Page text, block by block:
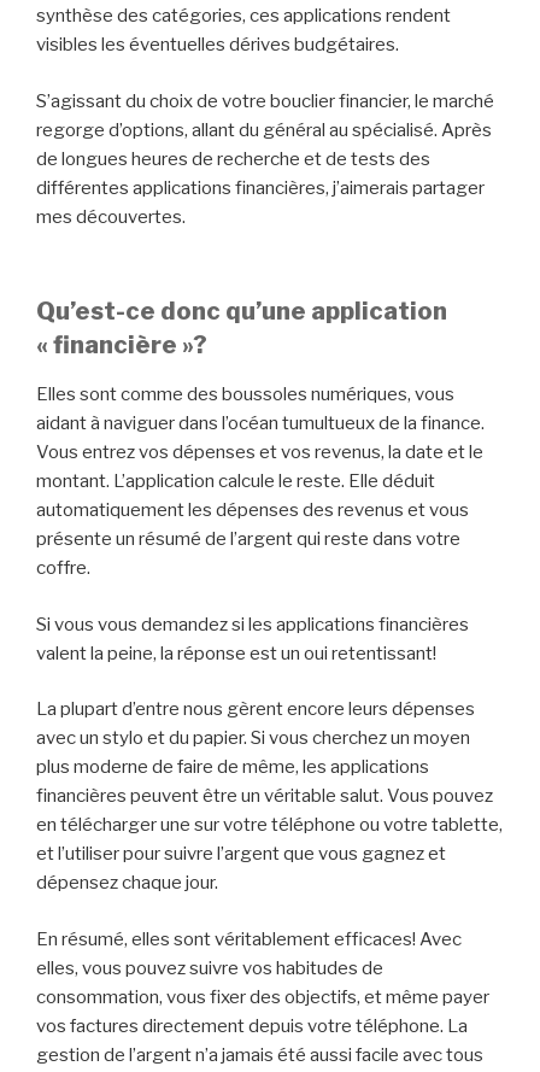
synthèse des catégories, ces applications rendent
visibles les éventuelles dérives budgétaires.
S’agissant du choix de votre bouclier financier, le marché
regorge d’options, allant du général au spécialisé. Après
de longues heures de recherche et de tests des
différentes applications financières, j’aimerais partager
mes découvertes.
Qu’est-ce donc qu’une application
« financière »?
Elles sont comme des boussoles numériques, vous
aidant à naviguer dans l’océan tumultueux de la finance.
Vous entrez vos dépenses et vos revenus, la date et le
montant. L’application calcule le reste. Elle déduit
automatiquement les dépenses des revenus et vous
présente un résumé de l’argent qui reste dans votre
coffre.
Si vous vous demandez si les applications financières
valent la peine, la réponse est un oui retentissant!
La plupart d’entre nous gèrent encore leurs dépenses
avec un stylo et du papier. Si vous cherchez un moyen
plus moderne de faire de même, les applications
financières peuvent être un véritable salut. Vous pouvez
en télécharger une sur votre téléphone ou votre tablette,
et l’utiliser pour suivre l’argent que vous gagnez et
dépensez chaque jour.
En résumé, elles sont véritablement efficaces! Avec
elles, vous pouvez suivre vos habitudes de
consommation, vous fixer des objectifs, et même payer
vos factures directement depuis votre téléphone. La
gestion de l’argent n’a jamais été aussi facile avec tous